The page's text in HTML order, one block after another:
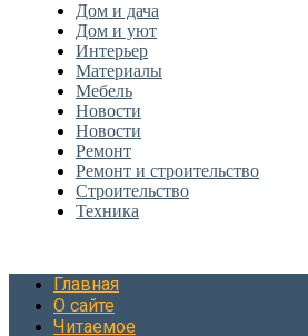
Дом и дача
Дом и уют
Интерьер
Материалы
Мебель
Новости
Новости
Ремонт
Ремонт и строительство
Строительство
Техника
Главная
О сайте
Читаемое